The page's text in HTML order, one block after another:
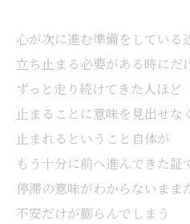
心が次に進む準備をしている
立ち止まる必要がある時にだ
ずっと走り続けてきた人ほど
止まることに意味を見出せな
止まれるということ自体が
もう十分に前へ進んできた
停滞の意味がわからないまま
不安だけが膨らんでしまう